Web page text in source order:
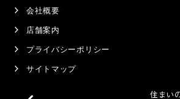
会社概要
店舗案内
プライバシーポリシー
サイトマップ